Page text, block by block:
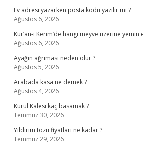
Ev adresi yazarken posta kodu yazılır mı ?
Ağustos 6, 2026
Kur’an-ı Kerim’de hangi meyve üzerine yemin
Ağustos 6, 2026
Ayağın ağrıması neden olur ?
Ağustos 5, 2026
Arabada kasa ne demek ?
Ağustos 4, 2026
Kurul Kalesi kaç basamak ?
Temmuz 30, 2026
Yıldırım tozu fiyatları ne kadar ?
Temmuz 29, 2026